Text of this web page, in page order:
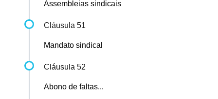
Assembleias sindicais
Cláusula 51
Mandato sindical
Cláusula 52
Abono de faltas...